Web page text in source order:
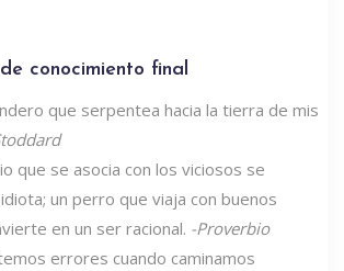
conocimiento final
que serpentea hacia la tierra de mis
que se asocia con los viciosos se
un perro que viaja con buenos
en un ser racional. -Proverbio
errores cuando caminamos